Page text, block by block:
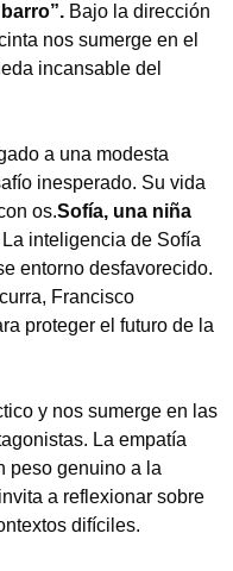
Bajo la dirección
nos sumerge en el
incansable del
a una modesta
inesperado. Su vida
os.Sofía, una niña
La inteligencia de Sofía
entorno desfavorecido.
Francisco
proteger el futuro de la
y nos sumerge en las
La empatía
peso genuino a la
a reflexionar sobre
difíciles.